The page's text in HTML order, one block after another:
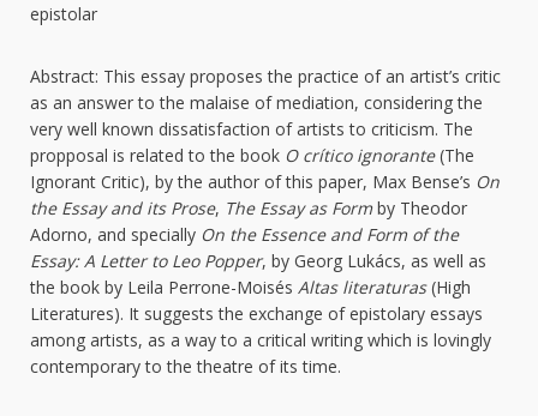
epistolar
Abstract: This essay proposes the practice of an artist’s critic
as an answer to the malaise of mediation, considering the
very well known dissatisfaction of artists to criticism. The
propposal is related to the book O crítico ignorante(The
Ignorant Critic), by the author of this paper, Max Bense’s On
the Essay and its Prose, The Essay as Formby Theodor
Adorno, and specially On the Essence and Form of the
Essay: A Letter to Leo Popper, by Georg Lukács, as well as
the book by Leila Perrone-Moisés Altas literaturas(High
Literatures). It suggests the exchange of epistolary essays
among artists, as a way to a critical writing which is lovingly
contemporary to the theatre of its time.